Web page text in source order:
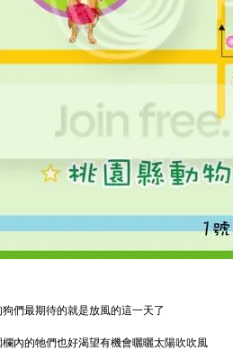
們最期待的就是放風的這一天了
欄內的牠們也好渴望有機會曬曬太陽吹吹風